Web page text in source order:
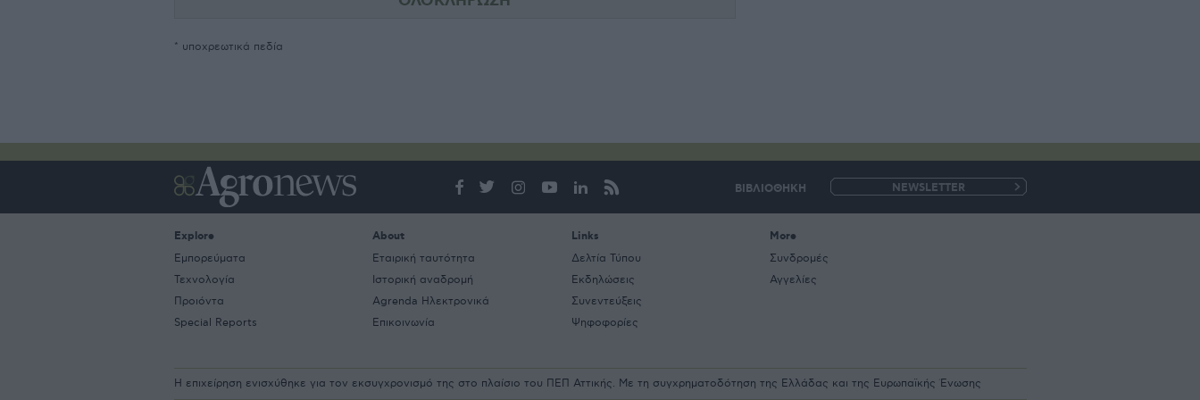
* υποχρεωτικά πεδία
ΒΙΒΛΙΟΘΗΚΗ
mail
Explore
Εμπορεύματα
Τεχνολογία
Προιόντα
Special Reports
About
Εταιρική ταυτότητα
Ιστορική αναδρομή
Agrenda Ηλεκτρονικά
Επικοινωνία
Links
Δελτία Τύπου
Εκδηλώσεις
Συνεντεύξεις
Ψηφοφορίες
More
Συνδρομές
Αγγελίες
Η επιχείρηση ενισχύθηκε για τον εκσυγχρονισμό της στο πλαίσιο του ΠΕΠ Αττικής. Με τη συγχρηματοδότηση της Ελλάδας και της Ευρωπαϊκής Ένωσης